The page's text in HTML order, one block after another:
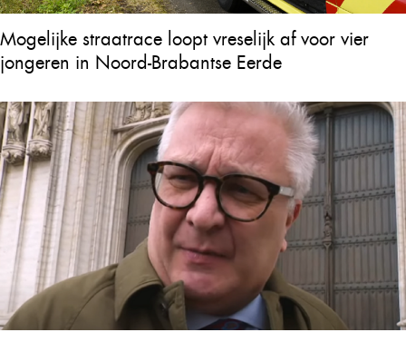
Mogelijke straatrace loopt vreselijk af voor vier
jongeren in Noord-Brabantse Eerde